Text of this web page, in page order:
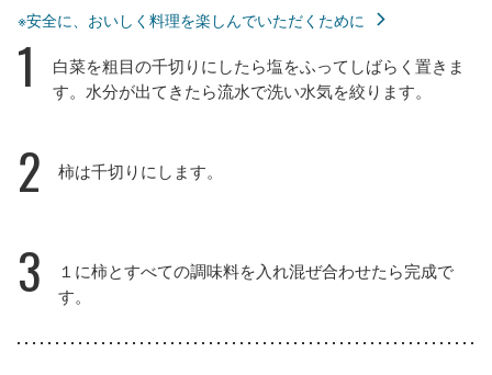
※安全に、おいしく料理を楽しんでいただくために
1
白菜を粗目の千切りにしたら塩をふってしばらく置きま
す。水分が出てきたら流水で洗い水気を絞ります。
2 柿は千切りにします。
3
１に柿とすべての調味料を入れ混ぜ合わせたら完成で
す。